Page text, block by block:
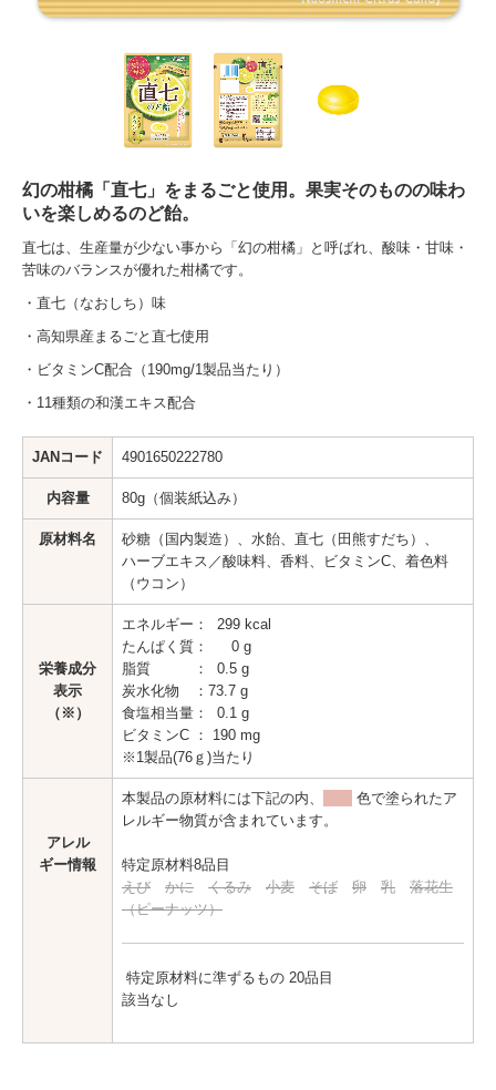
ノンシュガー長命草のど飴ブランドサイト
贅沢なグミ ブランドサイト
ジュースキャンデー ブランドサイト
海のソーダCANDY ブランドサイト
チュッピーママのクッキングレシピ
チュッピーのプロフィール
チュッピーの掲示板
扇雀飴通信
昔からの知恵をのど飴にしました。モニター応募フォーム
昔からの知恵をのど飴にしました。モニター回答フォーム
会社情報
社名・商標の由来
環境への取り組み
一般事業主行動計画
健康経営宣言
幻の柑橘「直七」をまるごと使用。果実そのものの味わ
いを楽しめるのど飴。
直七は、生産量が少ない事から「幻の柑橘」と呼ばれ、酸味・甘味・
苦味のバランスが優れた柑橘です。
・直七（なおしち）味
・高知県産まるごと直七使用
・ビタミンC配合（190mg/1製品当たり）
・11種類の和漢エキス配合
JANコード 4901650222780
内容量 80g（個装紙込み）
原材料名
砂糖（国内製造）、水飴、直七（田熊すだち）、
ハーブエキス／酸味料、香料、ビタミンC、着色料
（ウコン）
栄養成分
表示
（※）
エネルギー： 299 kcal
たんぱく質： 0 g
脂質 ： 0.5 g
炭水化物 ：73.7 g
食塩相当量： 0.1 g
ビタミンC ： 190 mg
※1製品(76ｇ)当たり
アレル
ギー情報
本製品の原材料には下記の内、
色で塗られたア
レルギー物質が含まれています。
特定原材料8品目
えび
かに くるみ 小麦 そば 卵 乳
落花生
（ピーナッツ）
特定原材料に準ずるもの 20品目
該当なし